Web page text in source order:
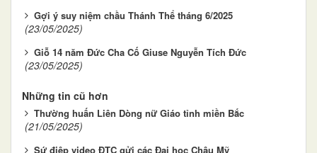
Gợi ý suy niệm chầu Thánh Thể tháng 6/2025
(23/05/2025)
Giỗ 14 năm Đức Cha Cố Giuse Nguyễn Tích Đức
(23/05/2025)
Những tin cũ hơn
Thường huấn Liên Dòng nữ Giáo tỉnh miền Bắc
(21/05/2025)
Sứ điệp video ĐTC gửi các Đại học Châu Mỹ